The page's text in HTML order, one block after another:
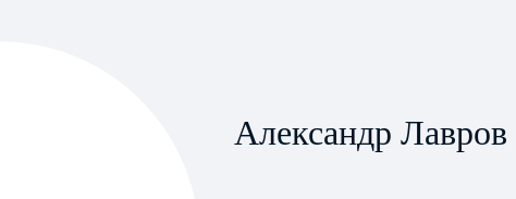
Александр Лавров